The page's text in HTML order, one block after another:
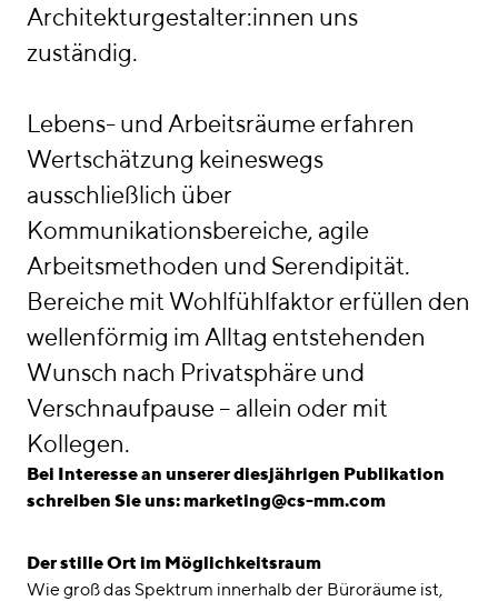
Architekturgestalter:innen uns
zuständig.
Lebens- und Arbeitsräume erfahren
Wertschätzung keineswegs
ausschließlich über
Kommunikationsbereiche, agile
Arbeitsmethoden und Serendipität.
Bereiche mit Wohlfühlfaktor erfüllen den
wellenförmig im Alltag entstehenden
Wunsch nach Privatsphäre und
Verschnaufpause – allein oder mit
Kollegen.
Bei Interesse an unserer diesjährigen Publikation
schreiben Sie uns: marketing@cs-mm.com
Der stille Ort im Möglichkeitsraum
Wie groß das Spektrum innerhalb der Büroräume ist,